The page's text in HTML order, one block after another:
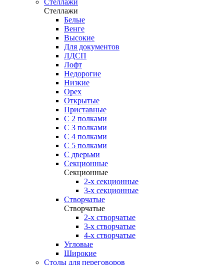
Стеллажи
Стеллажи
Белые
Венге
Высокие
Для документов
ЛДСП
Лофт
Недорогие
Низкие
Орех
Открытые
Приставные
С 2 полками
С 3 полками
С 4 полками
С 5 полками
С дверьми
Секционные
Секционные
2-х секционные
3-х секционные
Створчатые
Створчатые
2-х створчатые
3-х створчатые
4-х створчатые
Угловые
Широкие
Столы для переговоров